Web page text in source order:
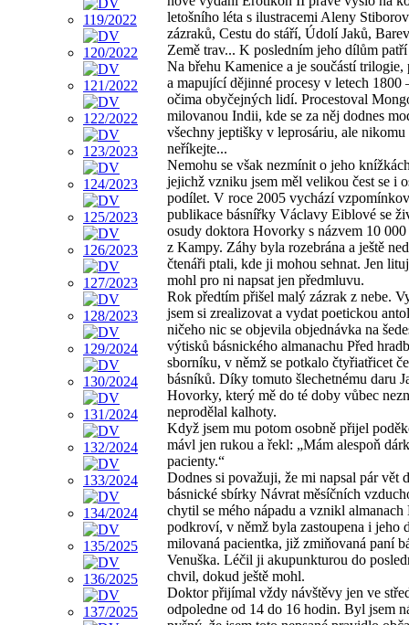
letošního léta s ilustracemi Aleny
zázraků, Cestu do stáří, Údolí Jaků,
Země trav... K posledním jeho dílům
Na břehu Kamenice a je součástí trilogie,
a mapující dějinné procesy v letech 1800
očima obyčejných lidí. Procestoval
milovanou Indii, kde se za něj dodnes
všechny jeptišky v leprosáriu, ale nikomu
neříkejte...
Nemohu se však nezmínit o jeho
jejichž vzniku jsem měl velikou čest se i
podílet. V roce 2005 vychází
publikace básnířky Václavy Eiblové se
osudy doktora Hovorky s názvem 10
z Kampy. Záhy byla rozebrána a ještě
čtenáři ptali, kde ji mohou sehnat. Jen
mohl pro ni napsat jen předmluvu.
Rok předtím přišel malý zázrak z nebe.
jsem si zrealizovat a vydat poetickou
ničeho nic se objevila objednávka na
výtisků básnického almanachu Před
sborníku, v němž se potkalo čtyřiatřicet
básníků. Díky tomuto šlechetnému daru
Hovorky, který mě do té doby vůbec
neprodělal kalhoty.
Když jsem mu potom osobně přijel
mávl jen rukou a řekl: „Mám alespoň
pacienty.“
Dodnes si považuji, že mi napsal pár vět
básnické sbírky Návrat měsíčních
chytil se mého nápadu a vznikl almanach
podkroví, v němž byla zastoupena i jeho
milovaná pacientka, již zmiňovaná paní
Venuška. Léčil ji akupunkturou do
chvil, dokud ještě mohl.
Doktor přijímal vždy návštěvy jen ve
odpoledne od 14 do 16 hodin. Byl jsem